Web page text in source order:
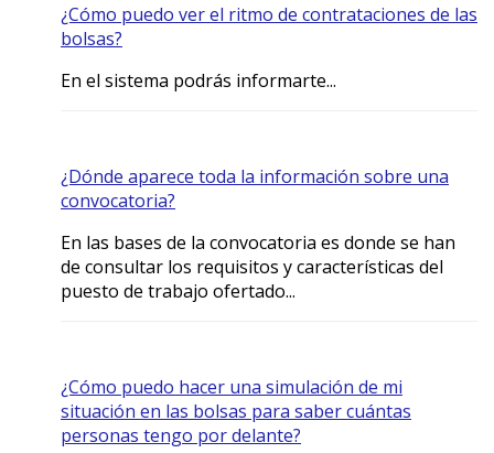
¿Cómo puedo ver el ritmo de contrataciones de las
bolsas?
En el sistema podrás informarte...
¿Dónde aparece toda la información sobre una
convocatoria?
En las bases de la convocatoria es donde se han
de consultar los requisitos y características del
puesto de trabajo ofertado...
¿Cómo puedo hacer una simulación de mi
situación en las bolsas para saber cuántas
personas tengo por delante?